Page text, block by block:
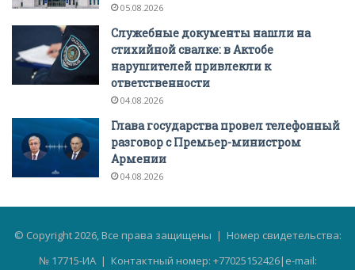
05.08.2026
Служебные документы нашли на
стихийной свалке: в Актобе
нарушителей привлекли к
ответственности
04.08.2026
Глава государства провел телефонный
разговор с Премьер-министром
Армении
04.08.2026
© Copyright 2026, Все права защищены | Номер свидетельства:
№ 17715-ИА | Контактный номер: +77025152426|e-mail: